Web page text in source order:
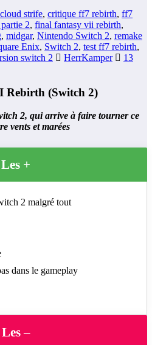
cloud strife, critique ff7 rebirth, ff7
2, final fantasy vii rebirth,
, midgar, Nintendo Switch 2, remake
Enix, Switch 2, test ff7 rebirth,
switch 2 HerrKamper
13
Rebirth (Switch 2)
2, qui arrive à faire tourner ce
vents et marées
Les +
2 malgré tout
dans le gameplay
Les –